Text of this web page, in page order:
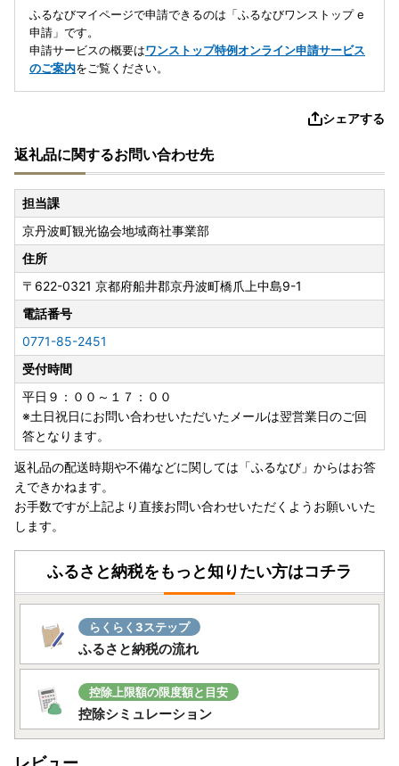
ふるなびマイページで申請できるのは「ふるなびワンストップ e
申請」です。
申請サービスの概要はワンストップ特例オンライン申請サービス
のご案内をご覧ください。
シェアする
返礼品に関するお問い合わせ先
担当課
京丹波町観光協会地域商社事業部
住所
〒622-0321 京都府船井郡京丹波町橋爪上中島9-1
電話番号
0771-85-2451
受付時間
平日９：００～１７：００
※土日祝日にお問い合わせいただいたメールは翌営業日のご回
答となります。
返礼品の配送時期や不備などに関しては「ふるなび」からはお答
えできかねます。
お手数ですが上記より直接お問い合わせいただくようお願いいた
します。
ふるさと納税をもっと知りたい方はコチラ
らくらく3ステップ
ふるさと納税の流れ
控除上限額の限度額と目安
控除シミュレーション